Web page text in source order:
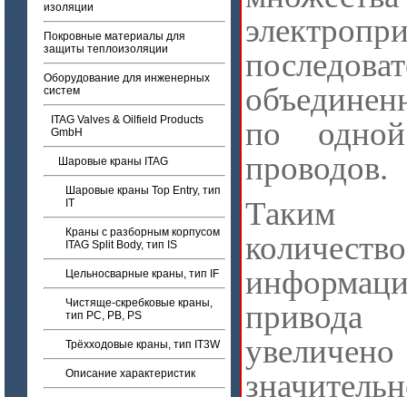
изоляции
Покровные материалы для
защиты теплоизоляции
Оборудование для инженерных
систем
ITAG Valves & Oilfield Products
GmbH
Шаровые краны ITAG
Шаровые краны Top Entry, тип
IT
Краны с разборным корпусом
ITAG Split Body, тип IS
Цельносварные краны, тип IF
Чистяще-скребковые краны,
тип PC, PB, PS
Трёхходовые краны, тип IT3W
Описание характеристик
по
проводов.
Таким